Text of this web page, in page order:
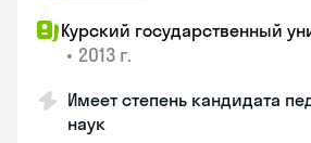
Курский государственный
• 2013 г.
Имеет степень кандидата
наук